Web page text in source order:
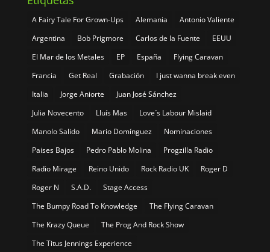
A Fairy Tale For Grown-Ups Alemania
Antonio Valiente
Argentina
Bob Prigmore Carlos de la Fuente
EEUU
El Mar de los Metales
EP España
Flying Caravan
Francia
Get Real Grabación
I just wanna break even
Italia
Jorge Aniorte
Juan José Sánchez
Julia Novecento
Lluís Mas
Love´s Labour Mislaid
Manolo Salido
Mario Domínguez
Nominaciones
Paises Bajos
Pedro Pablo Molina
Progzilla Radio
Radio Mirage
Reino Unido Rock Radio UK
Roger D
Roger N
S.A.D.
Stage Access
The Bumpy Road To Knowledge
The Flying Caravan
The Krazy Queue
The Prog And Rock Show
The Titus Jennings Experience